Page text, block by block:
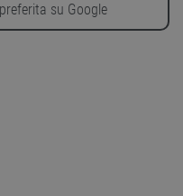
su Google